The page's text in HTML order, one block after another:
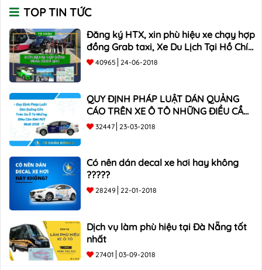
TOP TIN TỨC
Đăng ký HTX, xin phù hiệu xe chạy hợp
đồng Grab taxi, Xe Du Lịch Tại Hồ Chí
Minh Giá Rẻ
40965 24-06-2018
QUY ĐỊNH PHÁP LUẬT DÁN QUẢNG
CÁO TRÊN XE Ô TÔ NHỮNG ĐIỀU CẦN
BIẾT mới nhất 2018 ???
32447 23-03-2018
Có nên dán decal xe hơi hay không
?????
28249 22-01-2018
Dịch vụ làm phù hiệu tại Đà Nẵng tốt
nhất
27401 03-09-2018